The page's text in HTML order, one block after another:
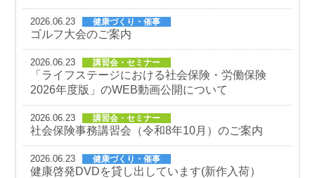
2026.06.23 健康づくり・催事
ゴルフ大会のご案内
2026.06.23 講習会・セミナー
「ライフステージにおける社会保険・労働保険
2026年度版」のWEB動画公開について
2026.06.23 講習会・セミナー
社会保険事務講習会（令和8年10月）のご案内
2026.06.23 健康づくり・催事
健康啓発DVDを貸し出しています(新作入荷）